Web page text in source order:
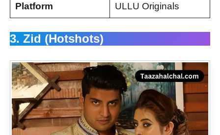
Platform ULLU Originals
3. Zid (Hotshots)